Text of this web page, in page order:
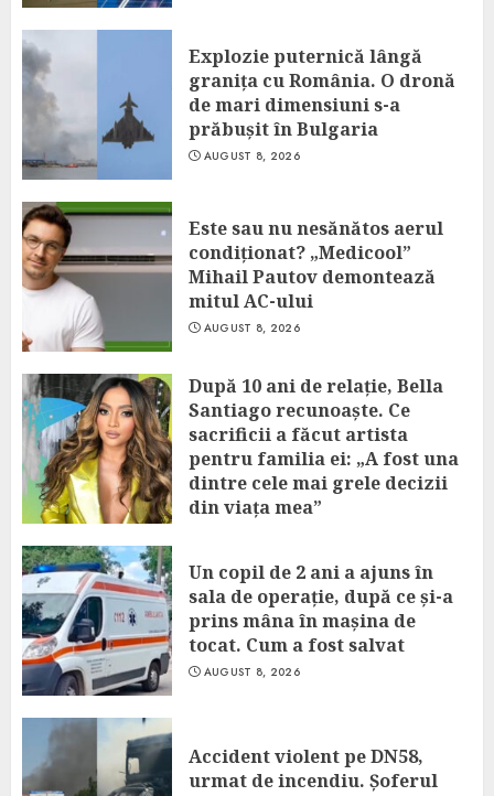
Explozie puternică lângă
granița cu România. O dronă
de mari dimensiuni s-a
prăbușit în Bulgaria
AUGUST 8, 2026
Este sau nu nesănătos aerul
condiționat? „Medicool”
Mihail Pautov demontează
mitul AC-ului
AUGUST 8, 2026
După 10 ani de relație, Bella
Santiago recunoaște. Ce
sacrificii a făcut artista
pentru familia ei: „A fost una
dintre cele mai grele decizii
din viața mea”
Un copil de 2 ani a ajuns în
sala de operație, după ce și-a
prins mâna în mașina de
tocat. Cum a fost salvat
AUGUST 8, 2026
Accident violent pe DN58,
urmat de incendiu. Șoferul